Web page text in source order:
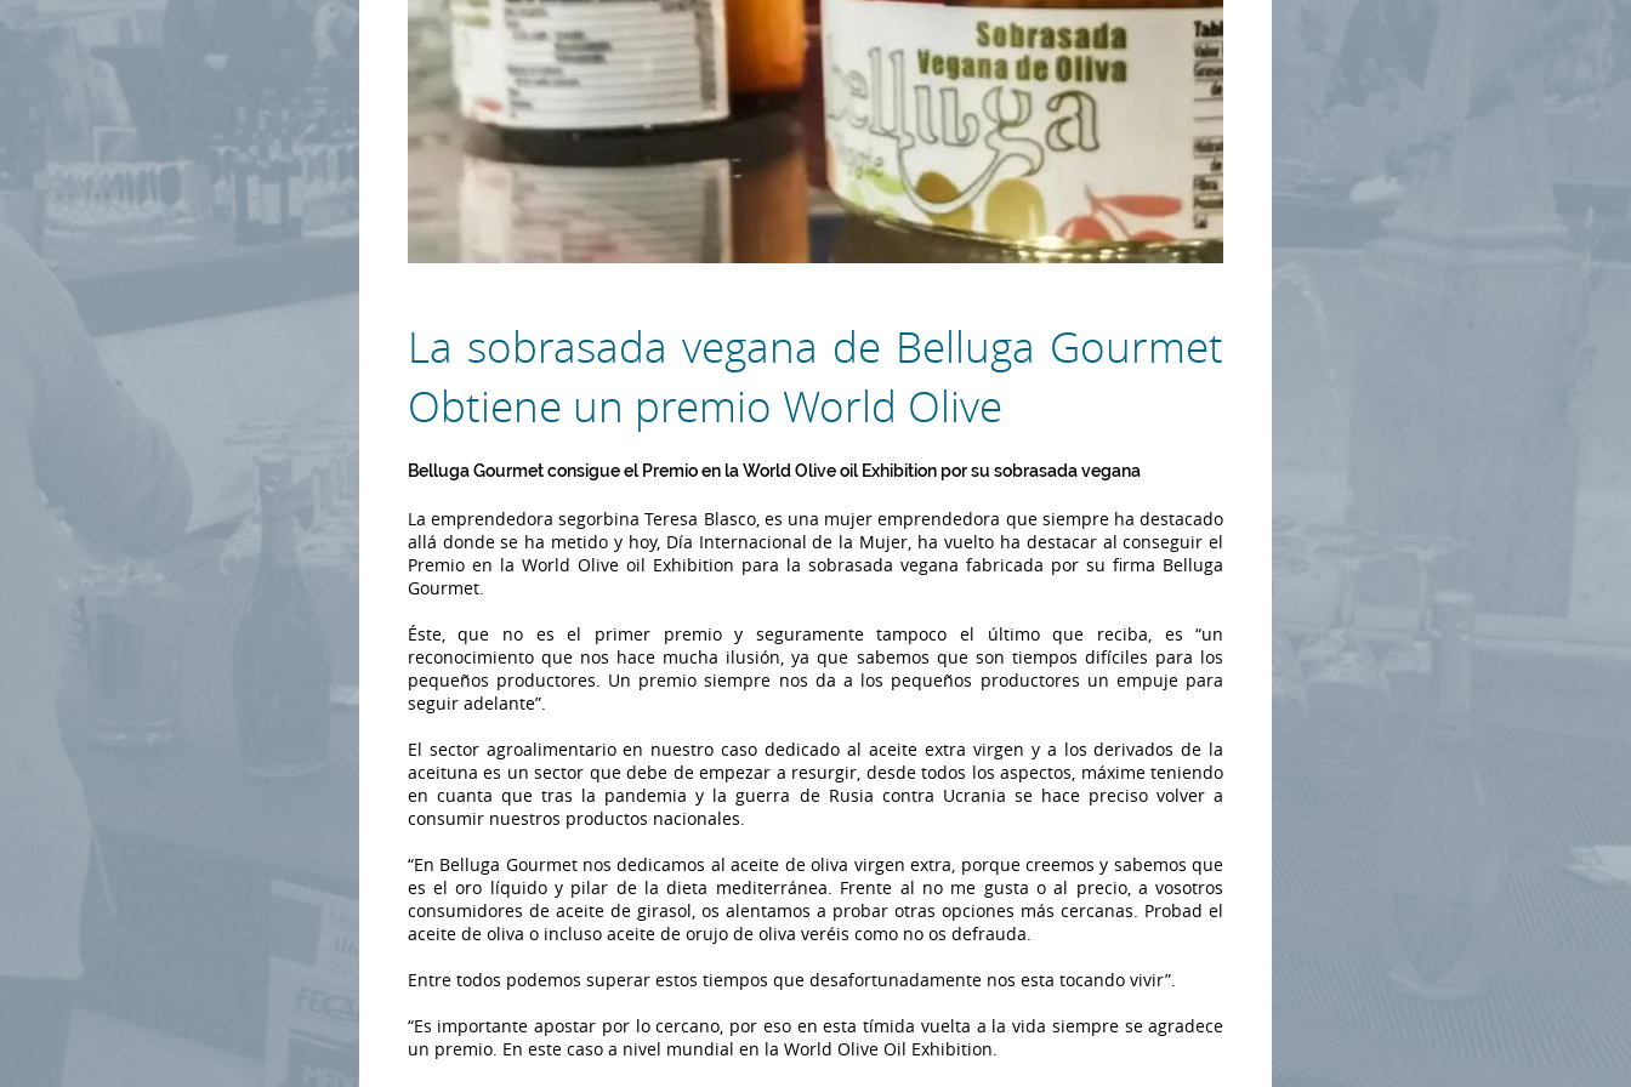
La sobrasada vegana de Belluga Gourmet
Obtiene un premio World Olive
Belluga Gourmet consigue el Premio en la World Olive oil Exhibition por su sobrasada vegana
La emprendedora segorbina Teresa Blasco, es una mujer emprendedora que siempre ha destacado
allá donde se ha metido y hoy, Día Internacional de la Mujer, ha vuelto ha destacar al conseguir el
Premio en la World Olive oil Exhibition para la sobrasada vegana fabricada por su firma Belluga
Gourmet.
Éste, que no es el primer premio y seguramente tampoco el último que reciba, es “un
reconocimiento que nos hace mucha ilusión, ya que sabemos que son tiempos difíciles para los
pequeños productores. Un premio siempre nos da a los pequeños productores un empuje para
seguir adelante”.
El sector agroalimentario en nuestro caso dedicado al aceite extra virgen y a los derivados de la
aceituna es un sector que debe de empezar a resurgir, desde todos los aspectos, máxime teniendo
en cuanta que tras la pandemia y la guerra de Rusia contra Ucrania se hace preciso volver a
consumir nuestros productos nacionales.
“En Belluga Gourmet nos dedicamos al aceite de oliva virgen extra, porque creemos y sabemos que
es el oro líquido y pilar de la dieta mediterránea. Frente al no me gusta o al precio, a vosotros
consumidores de aceite de girasol, os alentamos a probar otras opciones más cercanas. Probad el
aceite de oliva o incluso aceite de orujo de oliva veréis como no os defrauda.
Entre todos podemos superar estos tiempos que desafortunadamente nos esta tocando vivir”.
“Es importante apostar por lo cercano, por eso en esta tímida vuelta a la vida siempre se agradece
un premio. En este caso a nivel mundial en la World Olive Oil Exhibition.